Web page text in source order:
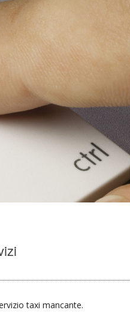
taxi mancante.